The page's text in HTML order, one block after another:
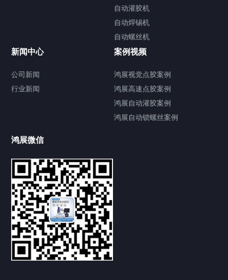
提交您的需求，获取产品资料与报价
亦可拨打我们的24小时服务咨询热线
185-7668-2958
自动灌胶机
自动焊锡机
自动螺丝机
新闻中心
公司新闻
行业新闻
案例视频
鸿展视觉点胶案例
鸿展高速点胶案例
鸿展自动灌胶案例
鸿展自动锁螺丝案例
鸿展微信